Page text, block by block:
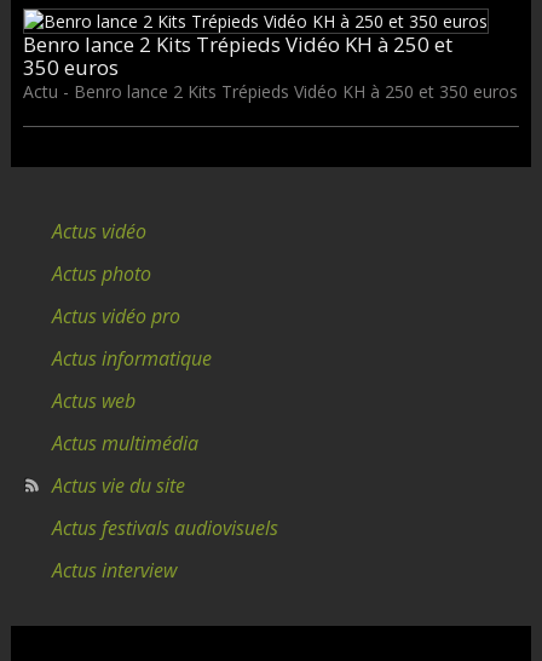
Benro lance 2 Kits Trépieds Vidéo KH à 250 et
350 euros
Actu - Benro lance 2 Kits Trépieds Vidéo KH à 250 et 350 euros
Actus vidéo
Actus photo
Actus vidéo pro
Actus informatique
Actus web
Actus multimédia
Actus vie du site
Actus festivals audiovisuels
Actus interview